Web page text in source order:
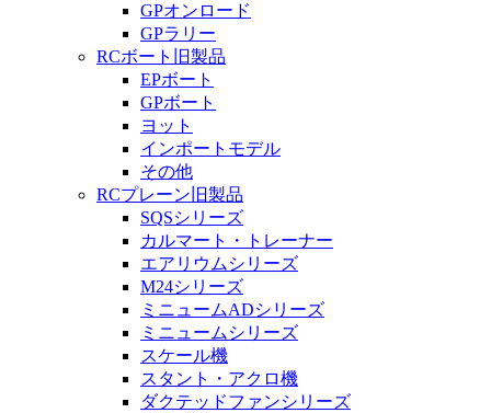
GPオンロード
GPラリー
RCボート旧製品
EPボート
GPボート
ヨット
インポートモデル
その他
RCプレーン旧製品
SQSシリーズ
カルマート・トレーナー
エアリウムシリーズ
M24シリーズ
ミニュームADシリーズ
ミニュームシリーズ
スケール機
スタント・アクロ機
ダクテッドファンシリーズ